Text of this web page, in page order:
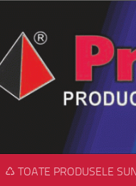
♺ TOATE PRODUSELE